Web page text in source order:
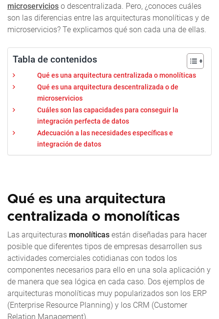
microservicios o descentralizada. Pero, ¿conoces cuáles
son las diferencias entre las arquitecturas monolíticas y de
microservicios? Te explicamos qué son cada una de ellas.
Tabla de contenidos
Qué es una arquitectura centralizada o monolíticas
Qué es una arquitectura descentralizada o de
microservicios
Cuáles son las capacidades para conseguir la
integración perfecta de datos
Adecuación a las necesidades específicas e
integración de datos
Qué es una arquitectura
centralizada o monolíticas
Las arquitecturas monolíticas están diseñadas para hacer
posible que diferentes tipos de empresas desarrollen sus
actividades comerciales cotidianas con todos los
componentes necesarios para ello en una sola aplicación y
de manera que sea lógica en cada caso. Dos ejemplos de
arquitecturas monolíticas muy popularizados son los ERP
(Enterprise Resource Planning) y los CRM (Customer
Relation Management).